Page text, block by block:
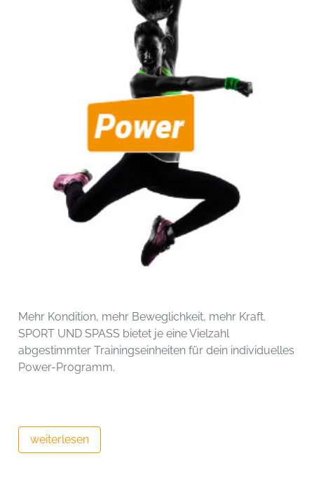
Mehr Kondition, mehr Beweglichkeit, mehr Kraft.
SPORT UND SPASS bietet je eine Vielzahl
abgestimmter Trainingseinheiten für dein individuelles
Power-Programm.
weiterlesen